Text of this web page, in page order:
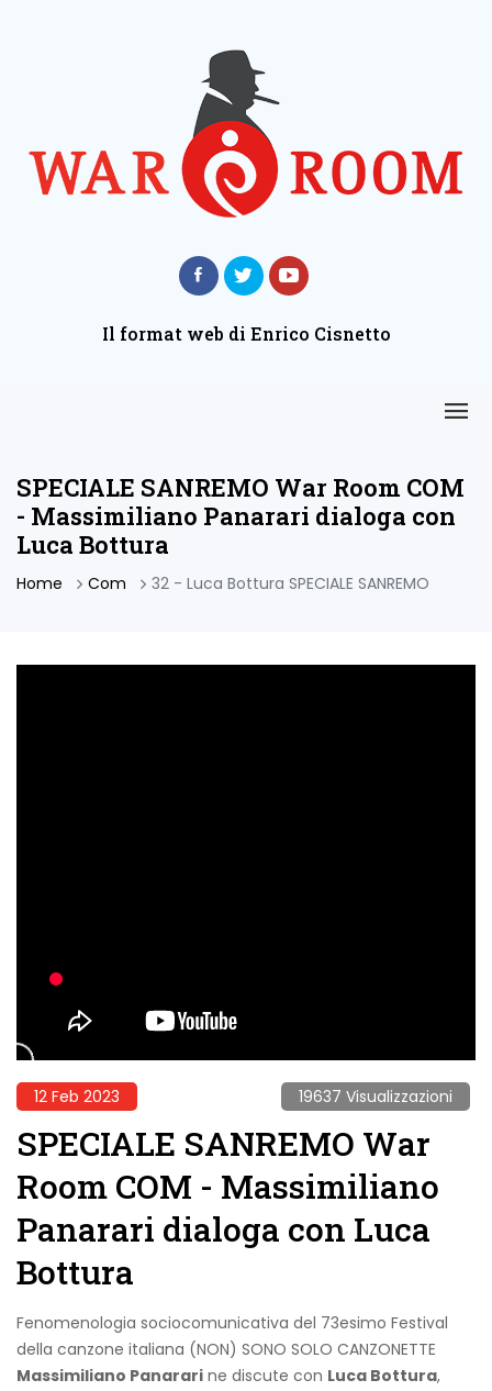
Il format web di Enrico Cisnetto
SPECIALE SANREMO War Room COM
- Massimiliano Panarari dialoga con
Luca Bottura
Home Com 32 - Luca Bottura SPECIALE SANREMO
12 Feb 2023 19637 Visualizzazioni
SPECIALE SANREMO War
Room COM - Massimiliano
Panarari dialoga con Luca
Bottura
Fenomenologia sociocomunicativa del 73esimo Festival
della canzone italiana (NON) SONO SOLO CANZONETTE
Massimiliano Panarari ne discute con Luca Bottura,